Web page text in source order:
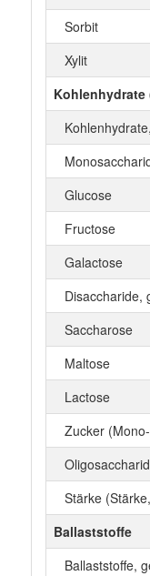
Sorbit
Xylit
Glucose
Fructose
Galactose
Disaccharide,
Saccharose
Maltose
Lactose
Zucker
Stärke
Ballaststoffe
Ballaststoffe,